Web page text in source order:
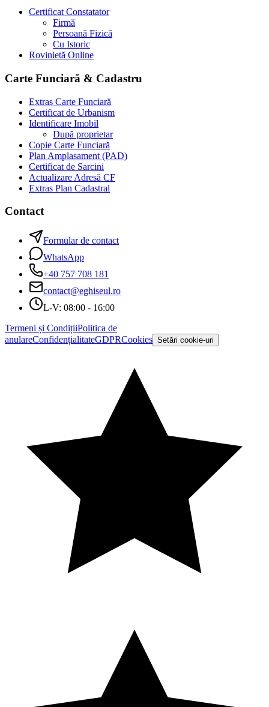
Certificat Constatator
Firmă
Persoană Fizică
Cu Istoric
Rovinietă Online
Carte Funciară & Cadastru
Extras Carte Funciară
Certificat de Urbanism
Identificare Imobil
După proprietar
Copie Carte Funciară
Plan Amplasament (PAD)
Certificat de Sarcini
Actualizare Adresă CF
Extras Plan Cadastral
Contact
Formular de contact
WhatsApp
+40 757 708 181
contact@eghiseul.ro
L-V: 08:00 - 16:00
Termeni și CondițiiPolitica de
anulareConfidențialitateGDPRCookies Setări cookie-uri